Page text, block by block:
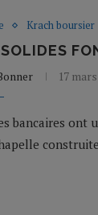
Krach boursier
17
bancaires ont